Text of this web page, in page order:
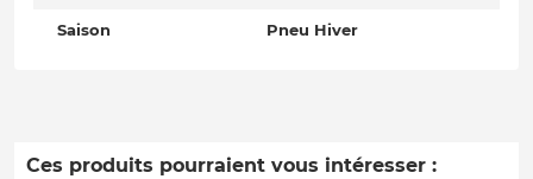
Saison Pneu Hiver
Ces produits pourraient vous intéresser :